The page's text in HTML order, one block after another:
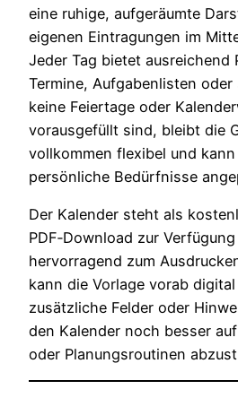
eine ruhige, aufgeräumte
eigenen Eintragungen im
Jeder Tag bietet ausreichend
Termine, Aufgabenlisten oder
keine Feiertage oder
vorausgefüllt sind, bleibt die
vollkommen flexibel und
persönliche Bedürfnisse
Der Kalender steht als
PDF‑Download zur
hervorragend zum
kann die Vorlage vorab
zusätzliche Felder oder
den Kalender noch besser
oder Planungsroutinen